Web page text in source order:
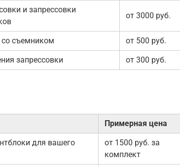
и запрессовки
от 3000 руб.
съемником от 500 руб.
запрессовки от 300 руб.
Примерная цена
для вашего
от 1500 руб. за
комплект